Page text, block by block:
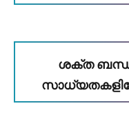
ശക്ത